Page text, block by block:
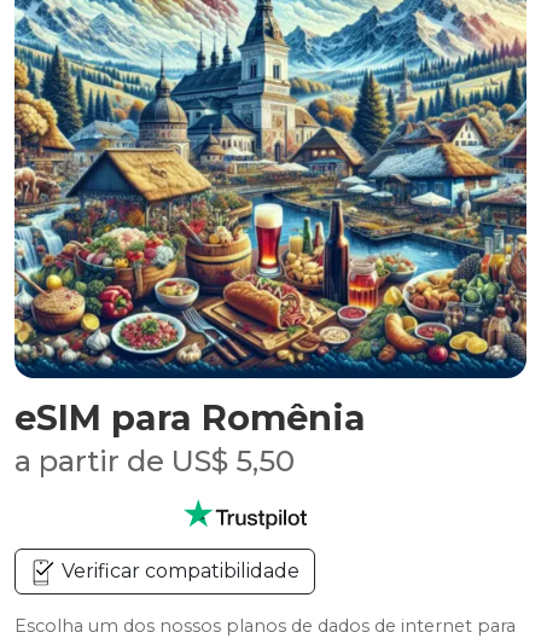
eSIM para Romênia
a partir de US$ 5,50
Verificar compatibilidade
Escolha um dos nossos planos de dados de internet para